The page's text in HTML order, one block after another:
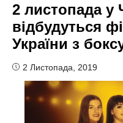
2 листопада у
відбудуться
України з
2 Листопада, 2019